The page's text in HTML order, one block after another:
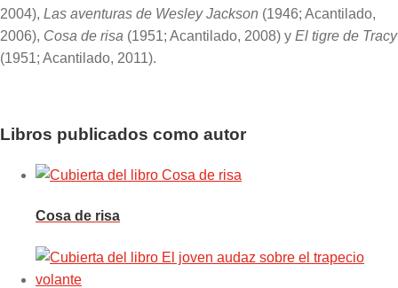
2004), Las aventuras de Wesley Jackson (1946; Acantilado,
2006), Cosa de risa (1951; Acantilado, 2008) y El tigre de Tracy
(1951; Acantilado, 2011).
Libros publicados como autor
Cosa de risa